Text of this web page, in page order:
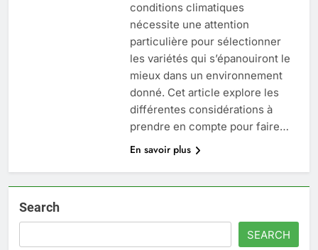
conditions climatiques
nécessite une attention
particulière pour sélectionner
les variétés qui s’épanouiront le
mieux dans un environnement
donné. Cet article explore les
différentes considérations à
prendre en compte pour faire…
En savoir plus
Search
SEARCH